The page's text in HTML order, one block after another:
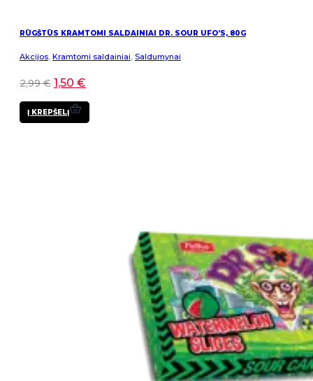
RŪGŠTŪS KRAMTOMI SALDAINIAI DR. SOUR UFO’S, 80G
Akcijos, Kramtomi saldainiai, Saldumynai
2,99€ 1,50 €
Į KREPŠELĮ